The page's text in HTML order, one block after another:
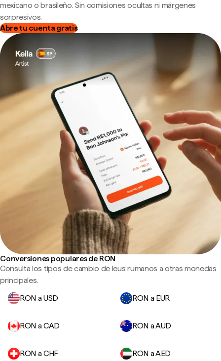
mexicano o brasileño. Sin comisiones ocultas ni márgenes
sorpresivos.
Abre tu cuenta gratis
Conversiones populares de RON
Consulta los tipos de cambio de leus rumanos a otras monedas
principales.
RON a USD
RON a EUR
RON a CAD RON a AUD
RON a CHF RON a AED